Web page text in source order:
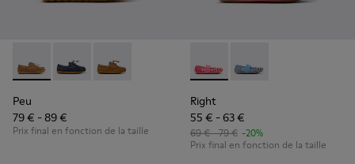
Peu - K800689-004 - Chaussures bateau en cuir marron
Peu - K800689-002 - Chaussures bateau en cuir
Peu - K800689-001
Peu
79 € - 89 €
Prix final en fonction de la taille
Right - K800696-001 -
Right - K800696-
Right
55 € - 63 €
69 € - 79 € -20%
Prix final en fonction de la taille